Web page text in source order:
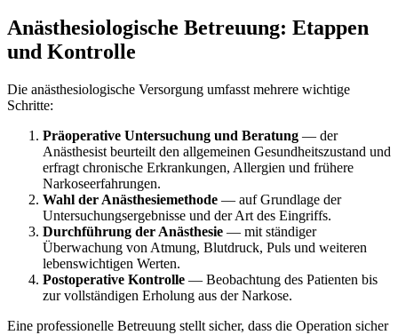
Anästhesiologische Betreuung: Etappen
und Kontrolle
Die anästhesiologische Versorgung umfasst mehrere wichtige
Schritte:
Präoperative Untersuchung und Beratung — der
Anästhesist beurteilt den allgemeinen Gesundheitszustand und
erfragt chronische Erkrankungen, Allergien und frühere
Narkoseerfahrungen.
Wahl der Anästhesiemethode — auf Grundlage der
Untersuchungsergebnisse und der Art des Eingriffs.
Durchführung der Anästhesie — mit ständiger
Überwachung von Atmung, Blutdruck, Puls und weiteren
lebenswichtigen Werten.
Postoperative Kontrolle — Beobachtung des Patienten bis
zur vollständigen Erholung aus der Narkose.
Eine professionelle Betreuung stellt sicher, dass die Operation sicher